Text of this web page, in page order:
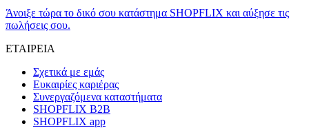
Άνοιξε τώρα το δικό σου κατάστημα SHOPFLIX και αύξησε τις
πωλήσεις σου.
ΕΤΑΙΡΕΙΑ
Σχετικά με εμάς
Ευκαιρίες καριέρας
Συνεργαζόμενα καταστήματα
SHOPFLIX B2B
SHOPFLIX app